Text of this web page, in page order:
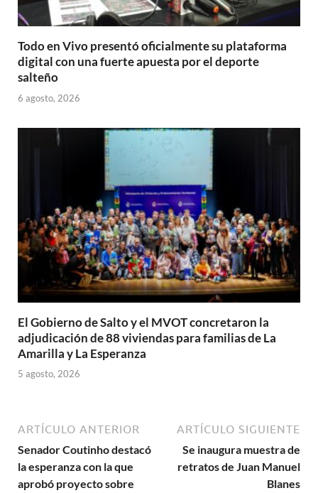
Todo en Vivo presentó oficialmente su plataforma
digital con una fuerte apuesta por el deporte
salteño
6 agosto, 2026
El Gobierno de Salto y el MVOT concretaron la
adjudicación de 88 viviendas para familias de La
Amarilla y La Esperanza
5 agosto, 2026
ARTÍCULO ANTERIOR
Senador Coutinho destacó
la esperanza con la que
aprobó proyecto sobre
ARTÍCULO SIGUIENTE
Se inaugura muestra de
retratos de Juan Manuel
Blanes